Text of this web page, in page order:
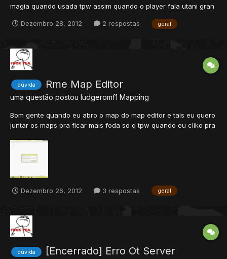
magia quando usada tpw assim quando o player fala utani gran
no global msm so sai igual baiak laranja como muda isso n sei
Dezembro 28, 2012 2 respostas geral
dúvida Rme Map Editor
uma questão postou ludgeromf1 Mapping
Bom gente quando eu abro o map do map editor e tals eu quero
juntar os maps pra ficar mais foda so q tpw quando eu cliko pra
msm mais n consegui fazer pq fica dando erro ai ta...
Dezembro 26, 2012 3 respostas geral
dúvida [Encerrado] Erro Ot Server